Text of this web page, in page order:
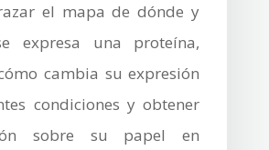
el mapa de dónde y
expresa una proteína,
cambia su expresión
condiciones y obtener
sobre su papel en